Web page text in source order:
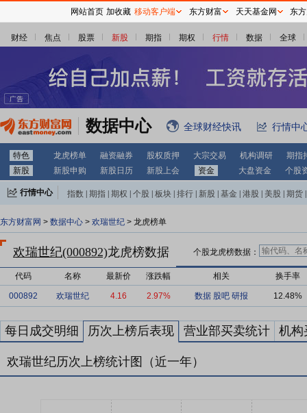
财经 焦点 股票 新股 期指 期权 行情 数据 全球
数据中心 全球财经快讯 行情中
特色 龙虎榜单 融资融券 股权质押 大宗交易 机构调研
期指
新股
新股申购 新股日历 新股上会 资金 大盘资金 个股
行情中心 指数 期指 期权 个股 板块 排行 新股 基金 港股 美股 期货
东方财富网 > 数据中心 > 欢瑞世纪 > 龙虎榜单
欢瑞世纪(000892)龙虎榜数据 个股龙虎榜数据：
代码 名称 最新价 涨跌幅 相关 换手率
000892 欢瑞世纪 4.16 2.97% 数据 股吧 研报 12.48%
每日成交明细 历次上榜后表现 营业部买卖统计 机构
欢瑞世纪历次上榜统计图（近一年）
网站首页 加收藏 移动客户端 东方财富 天天基金网 东